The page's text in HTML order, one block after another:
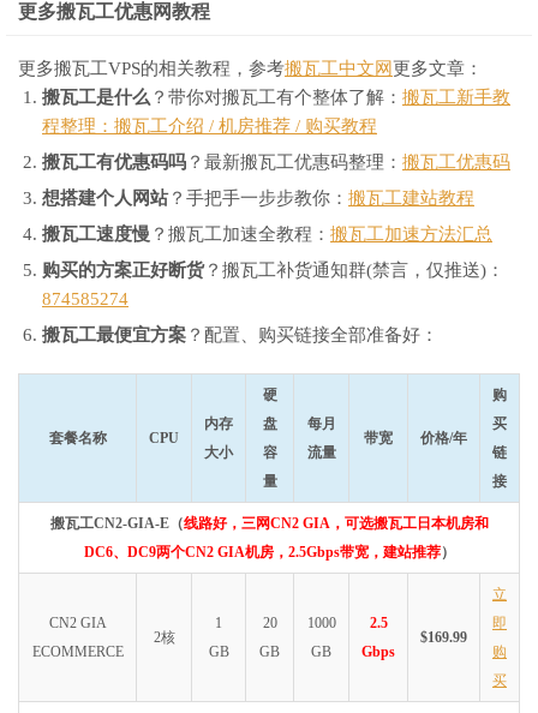
更多搬瓦工优惠网教程
更多搬瓦工VPS的相关教程，参考搬瓦工中文网 更多文章：
搬瓦工是什么 ？带你对搬瓦工有个整体了解： 搬瓦工新手教
程整理：搬瓦工介绍 / 机房推荐 / 购买教程
搬瓦工有优惠码吗 ？最新搬瓦工优惠码整理： 搬瓦工优惠码
想搭建个人网站？手把手一步步教你： 搬瓦工建站教程
搬瓦工速度慢 ？搬瓦工加速全教程： 搬瓦工加速方法汇总
购买的方案正好断货？搬瓦工补货通知群(禁言，仅推送)：
874585274
搬瓦工最便宜方案 ？配置、购买链接全部准备好：
套餐名称 CPU
内存
大小
硬
盘
容
量
每月
流量
带宽 价格/年
购
买
链
接
搬瓦工CN2-GIA-E（线路好，三网CN2 GIA，可选搬瓦工日本机房和
DC6、DC9两个CN2 GIA机房，2.5Gbps带宽，建站推荐）
CN2 GIA
ECOMMERCE
2核
1
GB
20
GB
1000
GB
2.5
Gbps
$169.99
立
即
购
买